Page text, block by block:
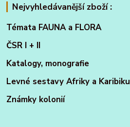
Nejvyhledávanější zboží :
Témata FAUNA a FLORA
ČSR I + II
Katalogy, monografie
Levné sestavy Afriky a Karibiku
Známky kolonií